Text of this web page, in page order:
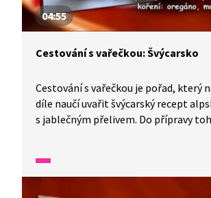
04:55
Cestování s vařečkou: Švýcarsko
Cestování s vařečkou je pořad, který
díle naučí uvařit švýcarský recept
s jablečným přelivem. Do přípravy